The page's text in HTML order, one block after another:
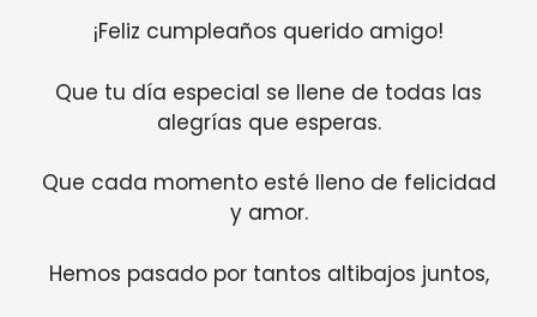
¡Feliz cumpleaños querido amigo!
Que tu día especial se llene de todas las
alegrías que esperas.
Que cada momento esté lleno de felicidad
y amor.
Hemos pasado por tantos altibajos juntos,